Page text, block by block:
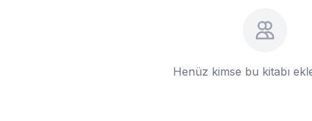
Henüz kimse bu kitabı